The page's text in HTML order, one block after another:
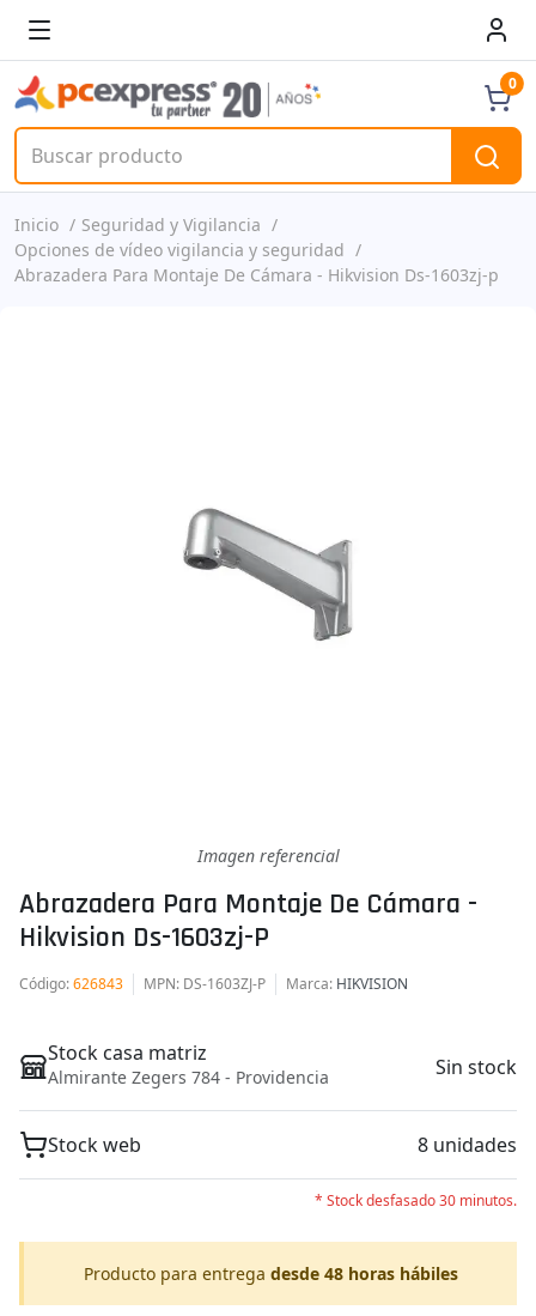
0
Inicio
Seguridad y Vigilancia
Opciones de vídeo vigilancia y seguridad
Abrazadera Para Montaje De Cámara - Hikvision Ds-1603zj-p
Imagen referencial
Abrazadera Para Montaje De Cámara -
Hikvision Ds-1603zj-P
Código:626843 MPN: DS-1603ZJ-P Marca: HIKVISION
Stock casa matriz
Almirante Zegers 784 - Providencia Sin stock
Stock web 8 unidades
* Stock desfasado 30 minutos.
Producto para entrega desde 48 horas hábiles